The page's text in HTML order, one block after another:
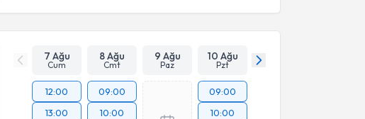
7 Ağu
Cum
8 Ağu
Cmt
9 Ağu
Paz
10 Ağu
Pzt
12:00
13:00
09:00
10:00
09:00
10:00